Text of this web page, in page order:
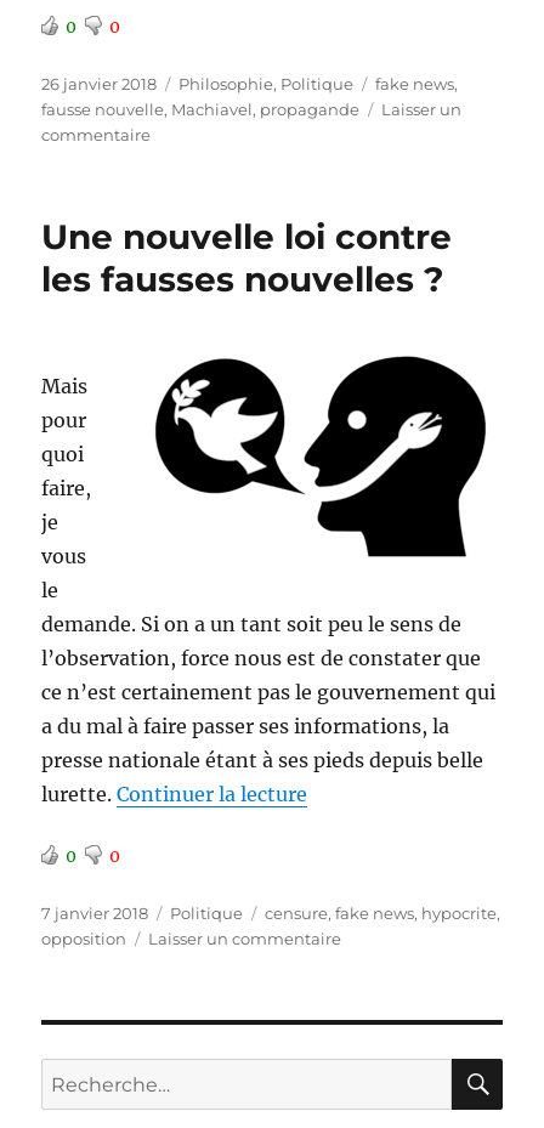
0 0
Publié
le
26 janvier 2018 Catégories
Philosophie, Politique Étiquettes
fake news,
fausse nouvelle, Machiavel, propagande
Laisser un
commentairesur
suffit
Une nouvelle loi contre
les fausses nouvelles ?
Mais
pour
quoi
faire,
je
vous
le
demande. Si on a un tant soit peu le sens de
l’observation, force nous est de constater que
ce n’est certainement pas le gouvernement qui
a du mal à faire passer ses informations, la
presse nationale étant à ses pieds depuis belle
lurette.Continuer la lecture
0 0
Publié
le
7 janvier 2018 Catégories
Politique Étiquettes
censure,fake news, hypocrite,
opposition
Laisser un commentairesur
les
nouvelles
Recherche
pour :